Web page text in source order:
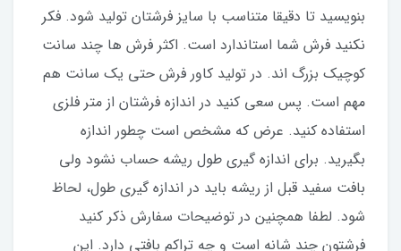
بنویسید تا دقیقا متناسب با سایز فرشتان تولید شود. فکر
نکنید فرش شما استاندارد است. اکثر فرش ها چند سانت
کوچیک بزرگ اند. در تولید کاور فرش حتی یک سانت هم
مهم است. پس سعی کنید در اندازه فرشتان از متر فلزی
استفاده کنید‌. عرض که مشخص است چطور اندازه
بگیرید. برای اندازه گیری طول ریشه حساب نشود ولی
بافت سفید قبل از ریشه باید در اندازه گیری طول، لحاظ
شود. لطفا همچنین در توضیحات سفارش ذکر کنید
فرشتون چند شانه است و چه تراکم بافتی دارد. این